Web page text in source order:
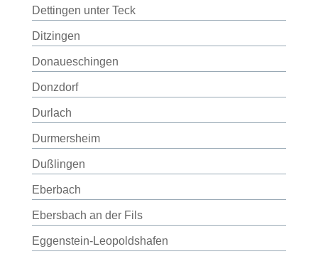
Dettingen unter Teck
Ditzingen
Donaueschingen
Donzdorf
Durlach
Durmersheim
Dußlingen
Eberbach
Ebersbach an der Fils
Eggenstein-Leopoldshafen